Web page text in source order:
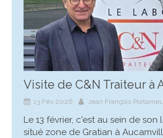
Visite de C&N Traiteur à
13 Fév 2026 Jean François Portarrieu
Le 13 février, c'est au sein de
situé zone de Gratian à